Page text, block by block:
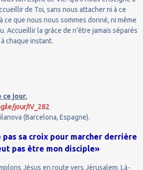
de Toi, sans nous attacher ni à ce
ce que nous nous sommes donné, ni même
Accueillir la grâce de n’être jamais séparés
chaque instant.
ce jour.
jour/IV_282
(Barcelona, Espagne).
sa croix pour marcher derrière
pas être mon disciple»
Jésus en route vers Jérusalem. Là-